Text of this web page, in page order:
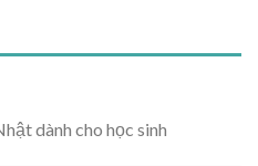
dành cho học sinh